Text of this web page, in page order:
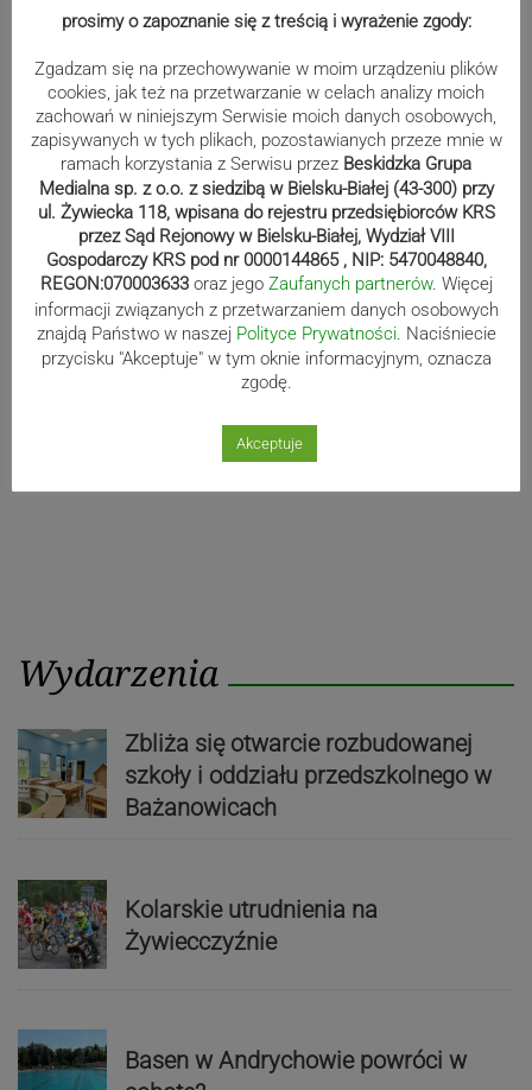
6 lat temu
Ciekawe czy boi sie covida i smierci?
Wydarzenia
Zbliża się otwarcie rozbudowanej
szkoły i oddziału przedszkolnego w
Bażanowicach
Kolarskie utrudnienia na
Żywiecczyźnie
Basen w Andrychowie powróci w
prosimy o zapoznanie się z treścią i wyrażenie zgody:
Zgadzam się na przechowywanie w moim urządzeniu plików
cookies, jak też na przetwarzanie w celach analizy moich
zachowań w niniejszym Serwisie moich danych osobowych,
zapisywanych w tych plikach, pozostawianych przeze mnie w
ramach korzystania z Serwisu przez Beskidzka Grupa
Medialna sp. z o.o. z siedzibą w Bielsku-Białej (43-300) przy
ul. Żywiecka 118, wpisana do rejestru przedsiębiorców KRS
przez Sąd Rejonowy w Bielsku-Białej, Wydział VIII
Gospodarczy KRS pod nr 0000144865 , NIP: 5470048840,
REGON:070003633 oraz jego Zaufanych partnerów. Więcej
informacji związanych z przetwarzaniem danych osobowych
znajdą Państwo w naszej Polityce Prywatności. Naciśniecie
przycisku "Akceptuje" w tym oknie informacyjnym, oznacza
zgodę.
Akceptuje